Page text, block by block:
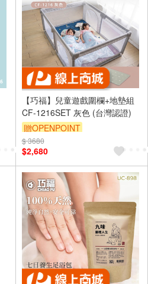
【巧福】兒童遊戲圍欄+地墊組
CF-1216SET 灰色 (台灣認證)
贈OPENPOINT
$ 3680
$2,680